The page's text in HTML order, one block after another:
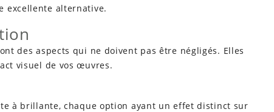
excellente alternative.
des aspects qui ne doivent pas être négligés. Elles
visuel de vos œuvres.
à brillante, chaque option ayant un effet distinct sur